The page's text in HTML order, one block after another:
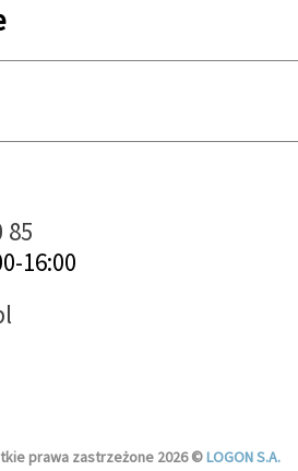
85
16:00
prawa zastrzeżone 2026 ©LOGON S.A.